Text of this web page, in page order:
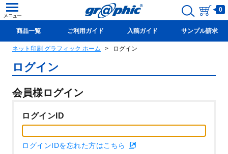
0
商品一覧 ご利用ガイド 入稿ガイド サンプル請求
新規会員登録(無料)
ネット印刷 グラフィック ホーム ログイン
ログイン
会員様ログイン
ログインID
ログインIDを忘れた方はこちら